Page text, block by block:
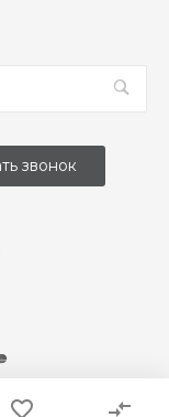
звонок